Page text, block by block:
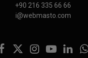
+90 216 335 66 66
i@webmasto.com
Facebook
X
Instagram
YouTube